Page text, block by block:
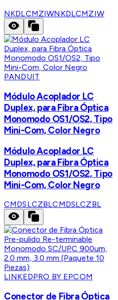
NKDLCMZIWNKDLCMZIW
PANDUIT
Módulo Acoplador LC
Duplex, para Fibra Óptica
Monomodo OS1/OS2, Tipo
Mini-Com, Color Negro
Módulo Acoplador LC
Duplex, para Fibra Óptica
Monomodo OS1/OS2, Tipo
Mini-Com, Color Negro
CMDSLCZBLCMDSLCZBL
LINKEDPRO BY EPCOM
Conector de Fibra Óptica